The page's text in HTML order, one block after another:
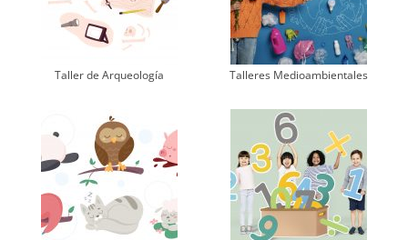
Taller de Arqueología Talleres Medioambientales